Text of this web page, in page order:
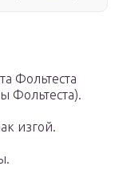
Фольтеста
Фольтеста).
изгой.